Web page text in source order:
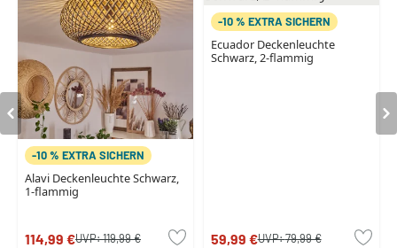
-10 % EXTRA SICHERN
Alavi Deckenleuchte Schwarz,
1-flammig
114,99 €UVP:119,99 €
-10 % EXTRA SICHERN
Ecuador Deckenleuchte
Schwarz, 2-flammig
59,99 €UVP:79,99 €